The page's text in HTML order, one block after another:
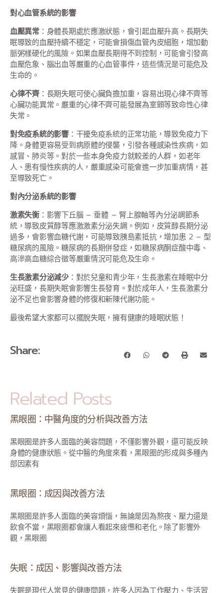
對心血管系統的影響
血壓異常：身體長期處於應激狀態，會引起血壓升高。長期失
眠導致的血壓持續不穩定，可能會損傷血管內皮細胞，增加動
脈粥樣硬化的風險。如果血壓長期得不到控制，可能會引發高
血壓危象、腦出血等嚴重的心血管事件，這些情況是可能危及
生命的。
心律不齊：長期失眠可使心臟負擔加重，容易出現心律不齊等
心臟功能異常。嚴重的心律不齊可能發展為室顫等致命性心律
失常。
對免疫系統的影響：干擾免疫系統的正常功能，導致免疫力下
降。身體更容易受到病原體的侵襲，引發各種感染性疾病，如
感冒、肺炎等。對於一些本身免疫力就較差的人群，如老年
人、患有慢性疾病的人，嚴重感染可能會進一步加重病情，甚
至導致死亡。
對內分泌系統的影響
激素失衡：影響下丘腦 – 垂體 – 腎上腺軸等內分泌調節系
統，導致皮質醇等應激激素分泌失調。例如，皮質醇長期分泌
過多，會影響血糖代謝，可能導致胰島素抵抗，增加患 2 – 型
糖尿病的風險。糖尿病的長期併發症，如糖尿病酮症酸中毒、
高滲高血糖綜合徵等嚴重情況可能危及生命。
生長激素分泌減少：對於兒童和青少年，生長激素在睡眠中分
泌旺盛，長期失眠會影響生長發育。對於成年人，生長激素分
泌不足也會影響身體的修復和新陳代謝功能。
最後希望大家都可以擺脫失眠，擁有健康的睡眠狀態！
Share:
Related Posts
黑眼圈：中醫角度的分析與改善方法
黑眼圈是許多人面臨的美容問題，不僅影響外觀，還可能反映
身體的健康狀態。從中醫的角度來看，黑眼圈的形成與多種內
部因素有
黑眼圈：成因與改善方法
黑眼圈是許多人面臨的美容煩惱，無論是因為熬夜、壓力還是
飲食不當，黑眼圈都會讓人看起來疲憊和老化。除了影響外
觀，黑眼圈
失眠：成因、影響與改善方法
失眠是現代人常見的健康問題，許多人因為工作壓力、生活習